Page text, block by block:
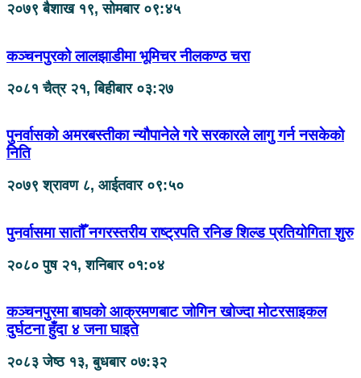
२०७९ बैशाख १९, सोमबार ०९:४५
कञ्चनपुरको लालझाडीमा भूमिचर नीलकण्ठ चरा
२०८१ चैत्र २१, बिहीबार ०३:२७
पुनर्वासको अमरबस्तीका न्यौपानेले गरे सरकारले लागु गर्न नसकेको
निति
२०७९ श्रावण ८, आईतवार ०९:५०
पुनर्वासमा सातौँ नगरस्तरीय राष्ट्रपति रनिङ शिल्ड प्रतियोगिता शुरु
२०८० पुष २१, शनिबार ०१:०४
कञ्चनपुरमा बाघको आक्रमणबाट जोगिन खोज्दा मोटरसाइकल
दुर्घटना हुँदा ४ जना घाइते
२०८३ जेष्ठ १३, बुधबार ०७:३२